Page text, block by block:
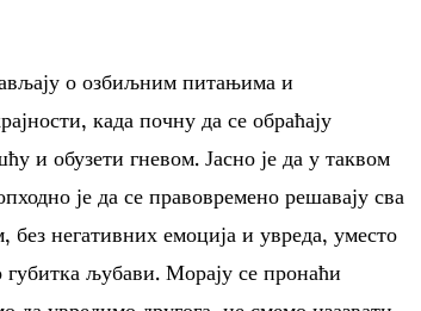
о озбиљним питањима и
када почну да се обраћају
и обузети гневом. Јасно је да у таквом
је да се правовремено решавају сва
негативних емоција и увреда, уместо
љубави. Морају се пронаћи